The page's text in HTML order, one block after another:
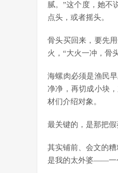
腻。”这个度，她不
点头，或者摇头。
骨头买回来，要先
火，“大火一冲，骨
海螺肉必须是渔民
净净，再切成小块
材们介绍对象。
最关键的，是那把假
其实铺前、会文的
是我的太外婆——一